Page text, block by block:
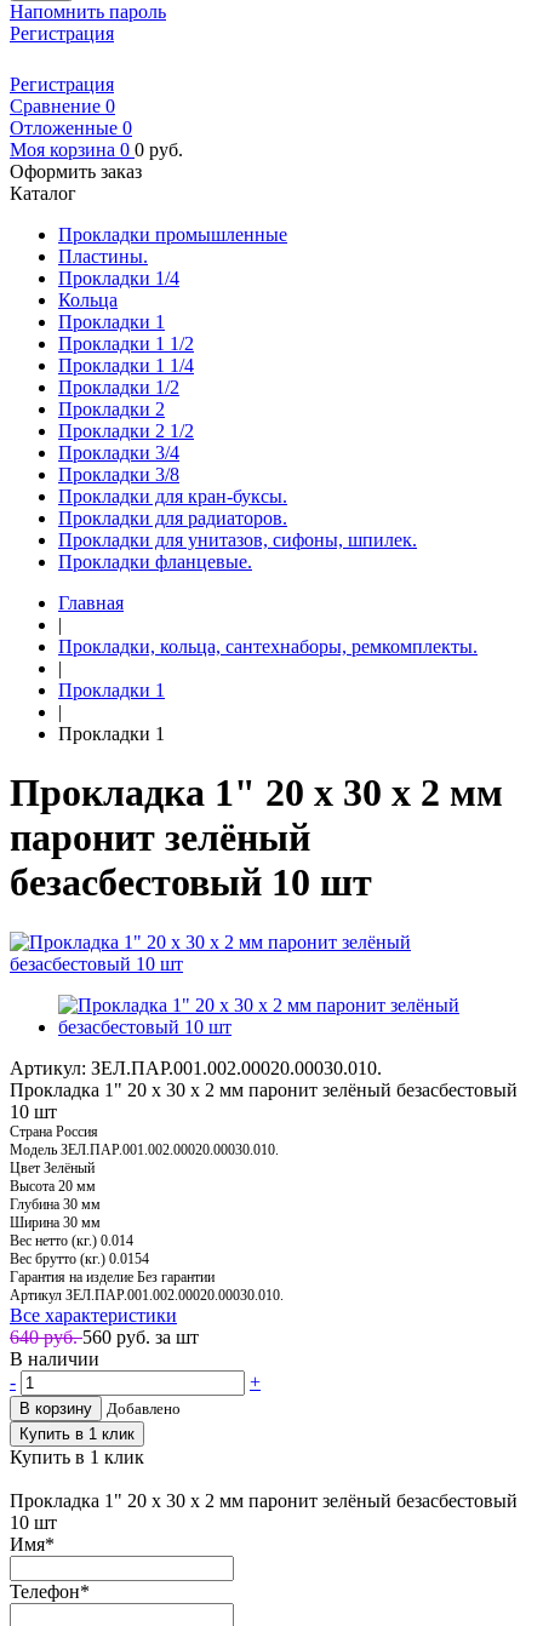
Напомнить пароль
Регистрация
Регистрация
Сравнение 0
Отложенные 0
Моя корзина 0 0 руб.
Оформить заказ
Каталог
Прокладки промышленные
Пластины.
Прокладки 1/4
Кольца
Прокладки 1
Прокладки 1 1/2
Прокладки 1 1/4
Прокладки 1/2
Прокладки 2
Прокладки 2 1/2
Прокладки 3/4
Прокладки 3/8
Прокладки для кран-буксы.
Прокладки для радиаторов.
Прокладки для унитазов, сифоны, шпилек.
Прокладки фланцевые.
Главная
|
Прокладки, кольца, сантехнаборы, ремкомплекты.
|
Прокладки 1
|
Прокладки 1
Прокладка 1" 20 х 30 х 2 мм
паронит зелёный
безасбестовый 10 шт
Артикул: ЗЕЛ.ПАР.001.002.00020.00030.010.
Прокладка 1" 20 х 30 х 2 мм паронит зелёный безасбестовый
10 шт
Страна Россия
Модель ЗЕЛ.ПАР.001.002.00020.00030.010.
Цвет Зелёный
Высота 20 мм
Глубина 30 мм
Ширина 30 мм
Вес нетто (кг.) 0.014
Вес брутто (кг.) 0.0154
Гарантия на изделие Без гарантии
Артикул ЗЕЛ.ПАР.001.002.00020.00030.010.
Все характеристики
640 руб.560 руб. за шт
В наличии
-
+
В корзину
Добавлено
Купить в 1 клик
Купить в 1 клик
Прокладка 1" 20 х 30 х 2 мм паронит зелёный безасбестовый
10 шт
Имя*
Телефон*